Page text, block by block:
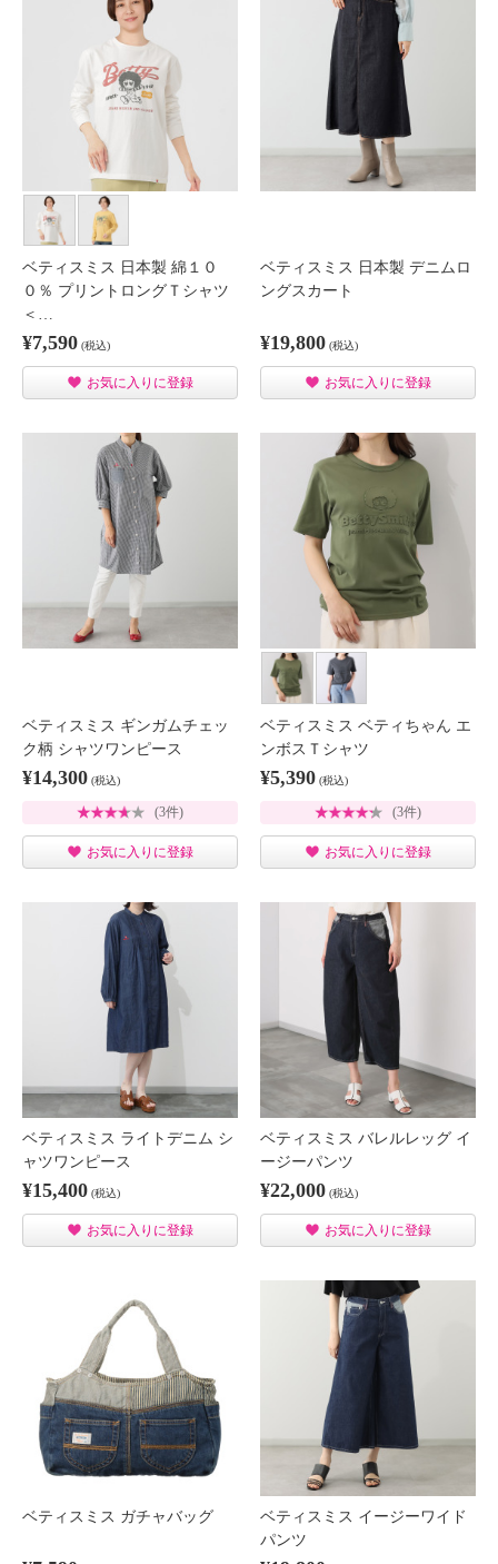
ベティスミス 日本製 綿１０
０％ プリントロングＴシャツ
＜…
¥7,590 (税込)
お気に入りに登録
ベティスミス 日本製 デニムロ
ングスカート
¥19,800 (税込)
お気に入りに登録
ベティスミス ギンガムチェッ
ク柄 シャツワンピース
¥14,300 (税込)
(3件)
お気に入りに登録
ベティスミス ベティちゃん エ
ンボスＴシャツ
¥5,390 (税込)
(3件)
お気に入りに登録
ベティスミス ライトデニム シ
ャツワンピース
¥15,400 (税込)
お気に入りに登録
ベティスミス バレルレッグ イ
ージーパンツ
¥22,000 (税込)
お気に入りに登録
ベティスミス ガチャバッグ
ベティスミス イージーワイド
パンツ